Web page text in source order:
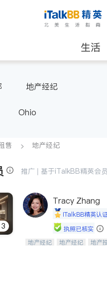
生活
非盈利组
地产经纪
Ohio
售 地产经纪
推广 | 基于iTalkBB精英会
3
Tracy Zhang
iTalkBB精英认
执照已核实
Tracy Zhang - 引领大华府
地产经纪 地产经纪
地产